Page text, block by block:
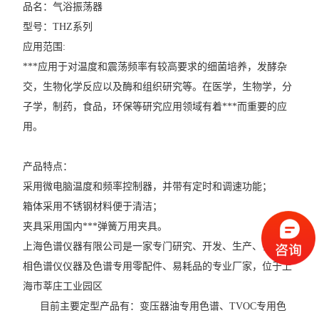
品名：气浴振荡器
型号：THZ系列
应用范围:
***应用于对温度和震荡频率有较高要求的细菌培养，发酵杂
交，生物化学反应以及酶和组织研究等。在医学，生物学，分
子学，制药，食品，环保等研究应用领域有着***而重要的应
用。
产品特点：
采用微电脑温度和频率控制器，并带有定时和调速功能；
箱体采用不锈钢材料便于清洁；
夹具采用国内***弹簧万用夹具。
上海色谱仪器有限公司是一家专门研究、开发、生产、销售气
相色谱仪仪器及色谱专用零配件、易耗品的专业厂家，位于上
海市莘庄工业园区
目前主要定型产品有：变压器油专用色谱、TVOC专用色